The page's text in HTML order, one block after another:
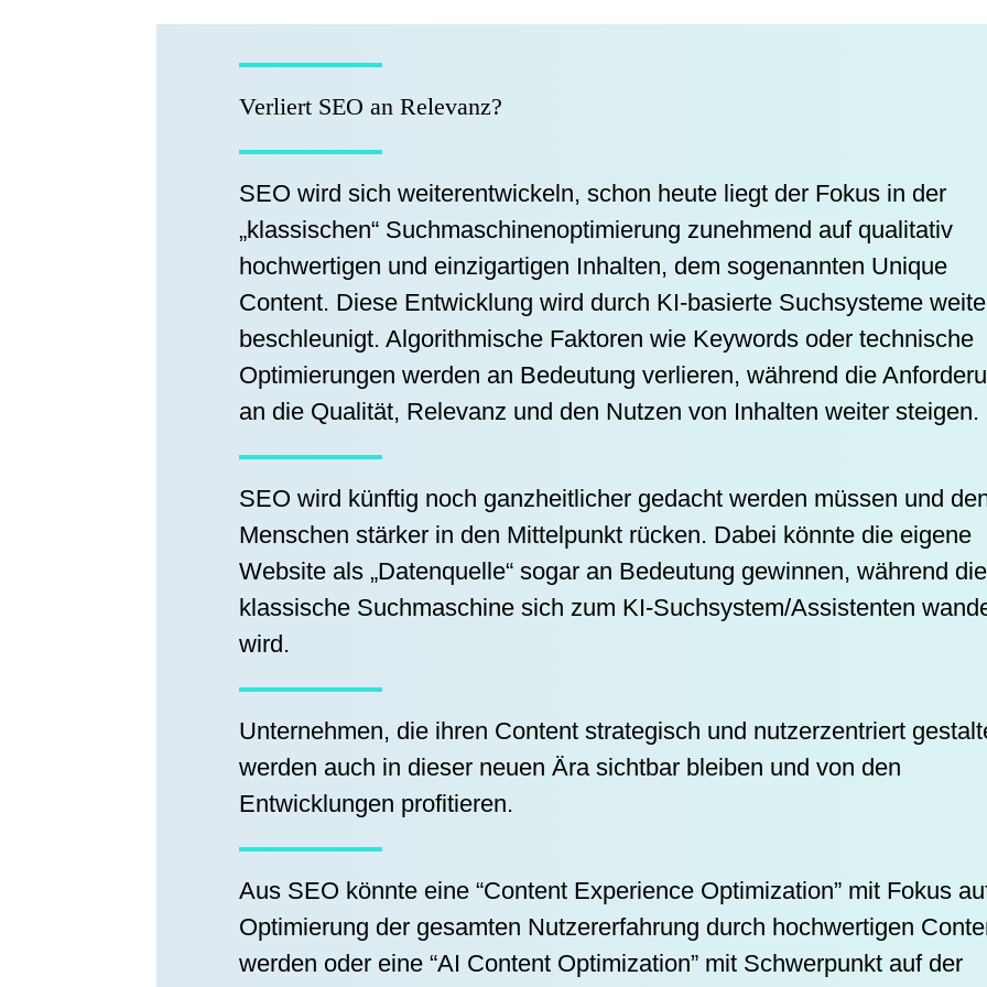
Verliert SEO an Relevanz?
SEO wird sich weiterentwickeln, schon heute liegt der Fokus in der
„klassischen“ Suchmaschinenoptimierung zunehmend auf qualitativ
hochwertigen und einzigartigen Inhalten, dem sogenannten Unique
Content. Diese Entwicklung wird durch KI-basierte Suchsysteme
beschleunigt. Algorithmische Faktoren wie Keywords oder technische
Optimierungen werden an Bedeutung verlieren, während die
an die Qualität, Relevanz und den Nutzen von Inhalten weiter steigen.
SEO wird künftig noch ganzheitlicher gedacht werden müssen und
Menschen stärker in den Mittelpunkt rücken. Dabei könnte die eigene
Website als „Datenquelle“ sogar an Bedeutung gewinnen, während die
klassische Suchmaschine sich zum KI-Suchsystem/Assistenten
wird.
Unternehmen, die ihren Content strategisch und nutzerzentriert
werden auch in dieser neuen Ära sichtbar bleiben und von den
Entwicklungen profitieren.
Aus SEO könnte eine “Content Experience Optimization” mit Fokus
Optimierung der gesamten Nutzererfahrung durch hochwertigen
werden oder eine “AI Content Optimization” mit Schwerpunkt auf der